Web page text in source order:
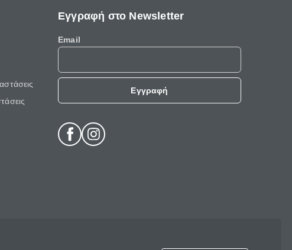
Εγγραφή στο Newsletter
Email
Εγγραφή